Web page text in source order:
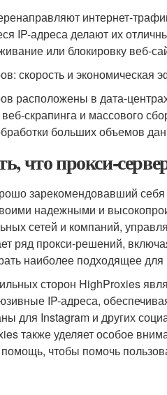
интернет-
IP-адреса делают их
или блокировку веб-
скорость и экономическая
расположены в дата-
скрапинга и массового
больших объемов
что прокси-
зарекомендовавший себя
надежными и
сетей и компаний,
ряд прокси-решений,
наиболее подходящее для
сторон HighProxies
IP-адреса,
для Instagram и других
также уделяет особое
чтобы помочь